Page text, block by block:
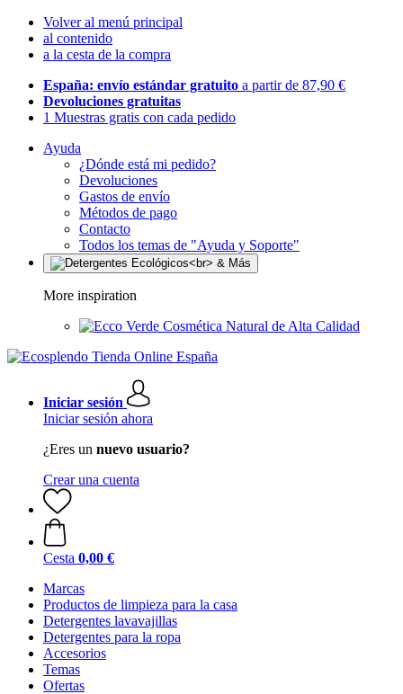
Volver al menú principal
al contenido
a la cesta de la compra
España: envío estándar gratuito a partir de 87,90 €
Devoluciones gratuitas
1 Muestras gratis con cada pedido
Ayuda
¿Dónde está mi pedido?
Devoluciones
Gastos de envío
Métodos de pago
Contacto
Todos los temas de "Ayuda y Soporte"
More inspiration
Cosmética Natural de Alta Calidad
Iniciar sesión
Iniciar sesión ahora
¿Eres un nuevo usuario?
Crear una cuenta
Cesta 0,00 €
Marcas
Productos de limpieza para la casa
Detergentes lavavajillas
Detergentes para la ropa
Accesorios
Temas
Ofertas